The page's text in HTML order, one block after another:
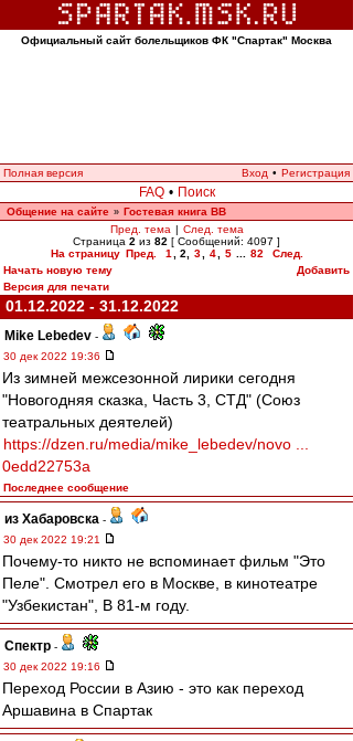
Официальный сайт болельщиков ФК "Спартак" Москва
Полная версия Вход • Регистрация
FAQ • Поиск
Общение на сайте » Гостевая книга ВВ
Пред. тема | След. тема
Страница 2 из 82 [ Сообщений: 4097 ]
На страницу Пред. 1 2 3 4 5 82
След.
Начать новую тему
Добавить
Версия для печати
01.12.2022 - 31.12.2022
Mike Lebedev -
30 дек 2022 19:36
Из зимней межсезонной лирики сегодня
"Новогодняя сказка, Часть 3, СТД" (Союз
театральных деятелей)
https://dzen.ru/media/mike_lebedev/novo ...
0edd22753a
Последнее сообщение
из Хабаровска -
30 дек 2022 19:21
Почему-то никто не вспоминает фильм "Это
Пеле". Смотрел его в Москве, в кинотеатре
"Узбекистан", В 81-м году.
Спектр -
30 дек 2022 19:16
Переход России в Азию - это как переход
Аршавина в Спартак